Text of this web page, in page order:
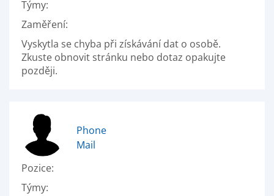
Týmy:
Zaměření:
Vyskytla se chyba při získávání dat o osobě.
Zkuste obnovit stránku nebo dotaz opakujte
později.
Phone
Mail
Pozice:
Týmy: